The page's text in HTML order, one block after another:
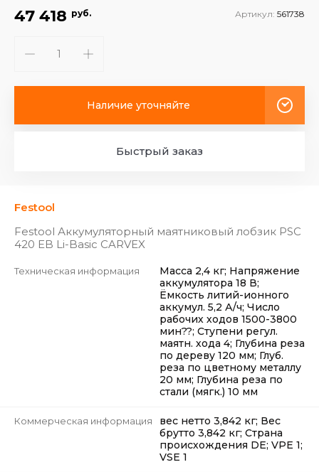
Festool
Festool Аккумуляторный маятниковый лобзик PSC
420 EB Li-Basic CARVEX
Техническая информация
Масса 2,4 кг; Напряжение
аккумулятора 18 В;
Ёмкость литий-ионного
аккумул. 5,2 А/ч; Число
рабочих ходов 1500-3800
мин??; Ступени регул.
маятн. хода 4; Глубина реза
по дереву 120 мм; Глуб.
реза по цветному металлу
20 мм; Глубина реза по
стали (мягк.) 10 мм
Коммерческая информация
вес нетто 3,842 кг; Вес
брутто 3,842 кг; Страна
происхождения DE; VPE 1;
VSE 1
47 418 руб. Артикул: 561738
Наличие уточняйте
Быстрый заказ